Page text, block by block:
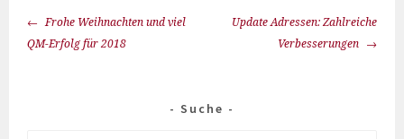
Frohe Weihnachten und viel
QM-Erfolg für 2018
Update Adressen: Zahlreiche
Verbesserungen
Suche